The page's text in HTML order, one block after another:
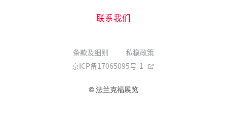
联系我们
条款及细则
私稳政策
京ICP备17065095号-1
© 法兰克福展览